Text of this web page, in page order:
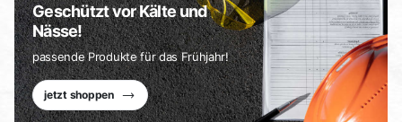
Geschützt vor Kälte und
Nässe!
passende Produkte für das Frühjahr!
jetzt shoppen